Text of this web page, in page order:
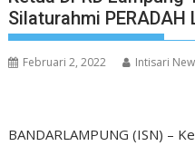
Silaturahmi PERADAH
Februari 2, 2022 Intisari
BANDARLAMPUNG (ISN) –